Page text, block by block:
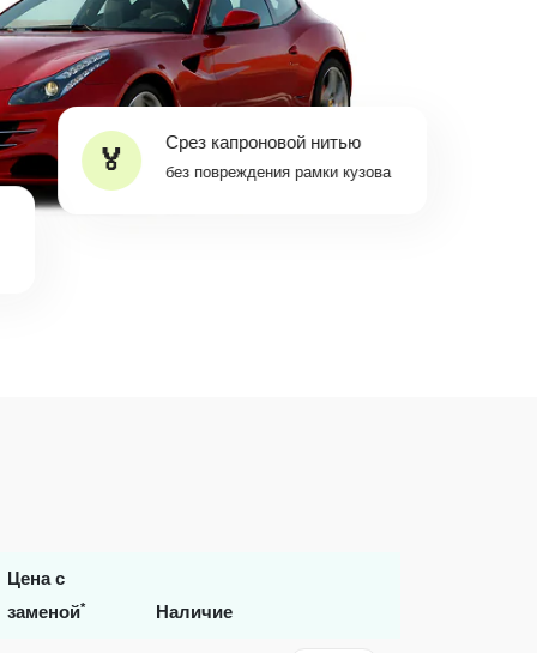
Срез капроновой нитью
без повреждения рамки кузова
Цена с
заменой* Наличие